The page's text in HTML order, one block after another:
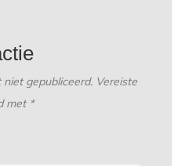
gepubliceerd. Vereiste
met *